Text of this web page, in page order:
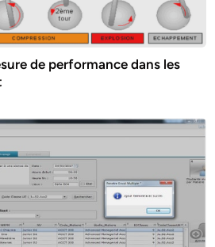
de performance dans les